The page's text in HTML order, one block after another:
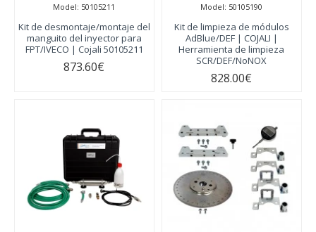
Model: 50105211
Kit de desmontaje/montaje del
manguito del inyector para
FPT/IVECO | Cojali 50105211
873.60€
Model: 50105190
Kit de limpieza de módulos
AdBlue/DEF | COJALI |
Herramienta de limpieza
SCR/DEF/NoNOX
828.00€